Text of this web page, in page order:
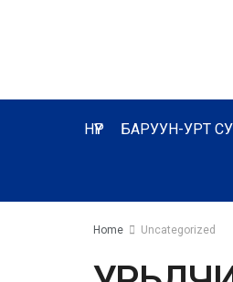
НҮҮР БАРУУН-УРТ
Home Uncategorized